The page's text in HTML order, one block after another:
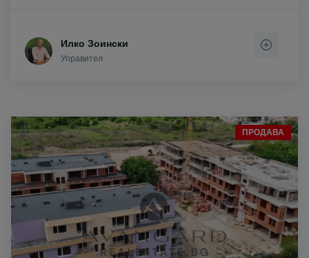
Илко Зоински
Управител
ПРОДАВА